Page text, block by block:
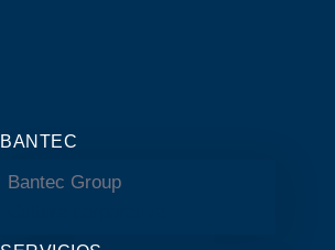
BANTEC
Bantec Group